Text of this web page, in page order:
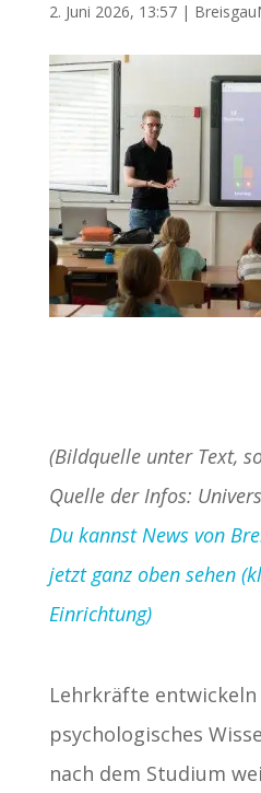
2. Juni 2026, 13:57|
(Bildquelle unter Text,
Quelle der Infos:
Du kannst News von
jetzt ganz oben sehen
Einrichtung)
Lehrkräfte
psychologisches
nach dem Studium